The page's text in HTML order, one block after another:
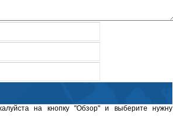
на кнопку "Обзор" и выберите нужну